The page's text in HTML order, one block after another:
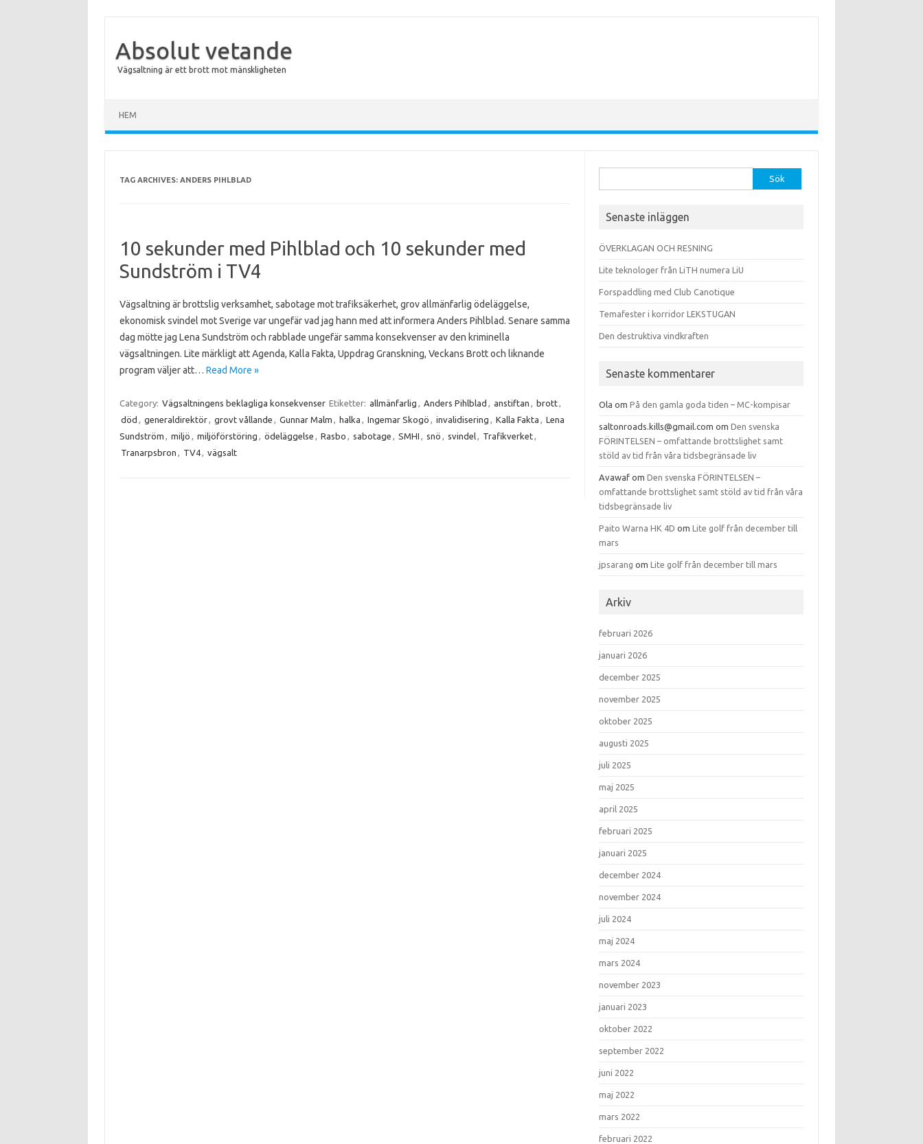
Absolut vetande
Vägsaltning är ett brott mot mänskligheten
HEM
TAG ARCHIVES: ANDERS PIHLBLAD
10 sekunder med Pihlblad och 10 sekunder med
Sundström i TV4
Vägsaltning är brottslig verksamhet, sabotage mot trafiksäkerhet, grov allmänfarlig ödeläggelse,
ekonomisk svindel mot Sverige var ungefär vad jag hann med att informera Anders Pihlblad. Senare samma
dag mötte jag Lena Sundström och rabblade ungefär samma konsekvenser av den kriminella
vägsaltningen. Lite märkligt att Agenda, Kalla Fakta, Uppdrag Granskning, Veckans Brott och liknande
program väljer att… Read More »
Category: Vägsaltningens beklagliga konsekvenser Etiketter: allmänfarlig , Anders Pihlblad , anstiftan , brott,
död , generaldirektör, grovt vållande , Gunnar Malm , halka , Ingemar Skogö , invalidisering , Kalla Fakta , Lena
Sundström , miljö , miljöförstöring , ödeläggelse , Rasbo , sabotage , SMHI , snö , svindel, Trafikverket,
Tranarpsbron , TV4, vägsalt
Senaste inläggen
ÖVERKLAGAN OCH RESNING
Lite teknologer från LiTH numera LiU
Forspaddling med Club Canotique
Temafester i korridor LEKSTUGAN
Den destruktiva vindkraften
Senaste kommentarer
Ola omPå den gamla goda tiden – MC-kompisar
saltonroads.kills@gmail.com omDen svenska
FÖRINTELSEN – omfattande brottslighet samt
stöld av tid från våra tidsbegränsade liv
Avawaf omDen svenska FÖRINTELSEN –
omfattande brottslighet samt stöld av tid från våra
tidsbegränsade liv
Paito Warna HK 4D omLite golf från december till
mars
jpsarang omLite golf från december till mars
Arkiv
februari 2026
januari 2026
december 2025
november 2025
oktober 2025
augusti 2025
juli 2025
maj 2025
april 2025
februari 2025
januari 2025
december 2024
november 2024
juli 2024
maj 2024
mars 2024
november 2023
januari 2023
oktober 2022
september 2022
juni 2022
maj 2022
mars 2022
februari 2022